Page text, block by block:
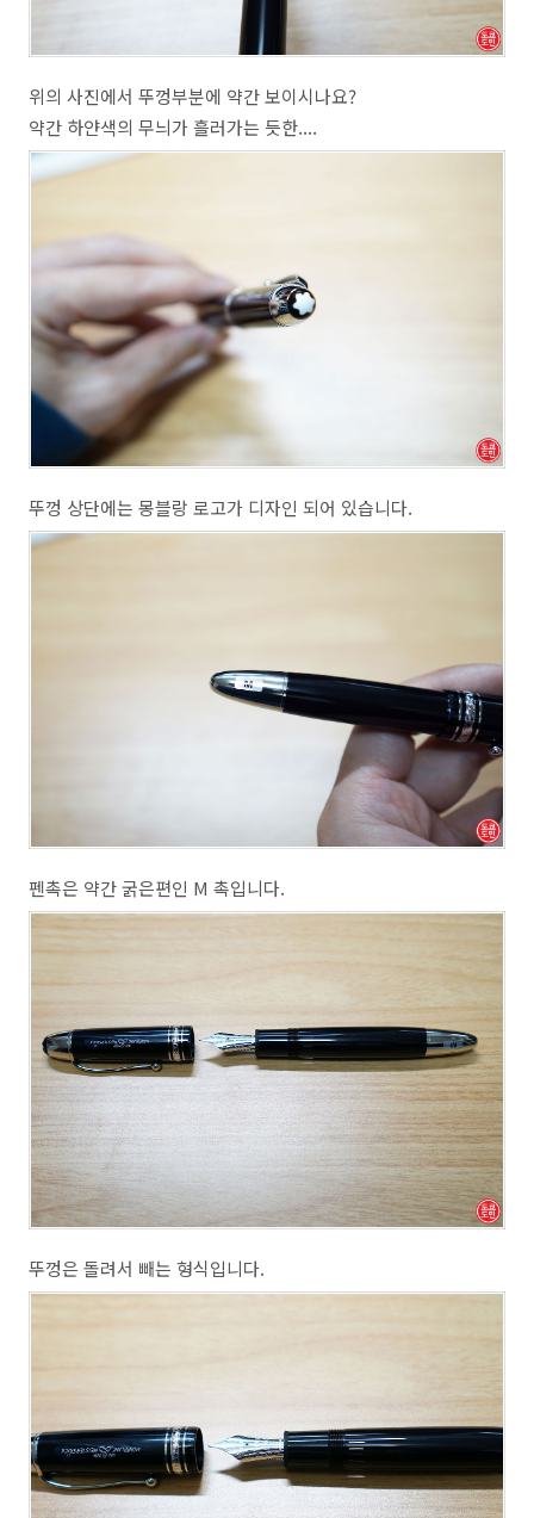
위의 사진에서 뚜껑부분에 약간 보이시나요?
약간 하얀색의 무늬가 흘러가는 듯한....
뚜껑 상단에는 몽블랑 로고가 디자인 되어 있습니다.
펜촉은 약간 굵은편인 M 촉입니다.
뚜껑은 돌려서 빼는 형식입니다.